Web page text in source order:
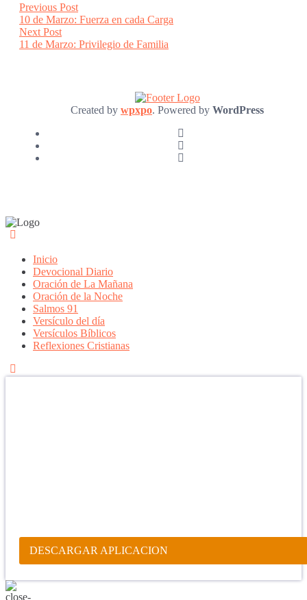
Post
navigation
Previous PostPrevious
post:
10 de Marzo: Fuerza en cada Carga
Next PostNext
post:
11 de Marzo: Privilegio de Familia
Created by wpxpo. Powered by WordPress
Inicio
Devocional Diario
Oración de La Mañana
Oración de la Noche
Salmos 91
Versículo del día
Versículos Bíblicos
Reflexiones Cristianas
DESCARGAR APLICACION